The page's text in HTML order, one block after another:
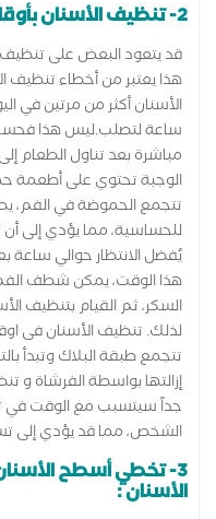
2- تنظيف الأسنان بأوقات متقاربة جدًا :
قد يتعود البعض على تنظيف
هذا يعتبر من أخطاء تنظيف
ساعة لتصلب.ليس هذا
مباشرة بعد تناول الطعام
الوجبة تحتوي على أطعمة
تتجمع الحموضة في الفم،
للحساسية، مما يؤدي إلى
يُفضل الانتظار حوالي ساعة
هذا الوقت، يمكن شطف
السكر، ثم القيام بتنظيف
لذلك. تنظيف الأسنان فى
تتجمع طبقة البلاك وتبدأ
إزالتها بواسطة الفرشاة و
جداً سيتسبب مع الوقت في
الشخص، مما قد يؤدي إلى
3- تخطي أسطح
الأسنان :